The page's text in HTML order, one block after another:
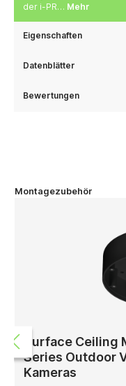
der i-PR… Mehr
Eigenschaften
Datenblätter
Bewertungen
Montagezubehör
Surface Ceiling
Series Outdoor
Kameras